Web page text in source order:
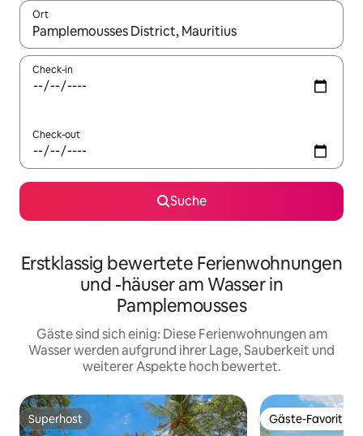
Ort
Wenn Ergebnisse verfügbar sind, navigiere mit den
Check-in
Check-out
Suche
Erstklassig bewertete Ferienwohnungen
und -häuser am Wasser in
Pamplemousses
Gäste sind sich einig: Diese Ferienwohnungen am
Wasser werden aufgrund ihrer Lage, Sauberkeit und
weiterer Aspekte hoch bewertet.
Superhost
Superhost Gäste-Favorit
Gäste-Favorit